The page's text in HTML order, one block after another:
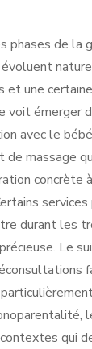
de la
une
émerger
avec le
massage
concrète
durant les
Le
qui